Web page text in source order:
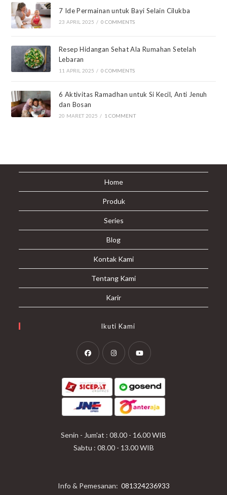
7 Ide Permainan untuk Bayi Selain Cilukba
23 APRIL 2025 / 0 COMMENTS
Resep Hidangan Sehat Ala Rumahan Setelah
Lebaran
11 APRIL 2025 / 0 COMMENTS
6 Aktivitas Ramadhan untuk Si Kecil, Anti Jenuh
dan Bosan
20 MARET 2025 / 1 COMMENT
Home
Produk
Series
Blog
Kontak Kami
Tentang Kami
Karir
Ikuti Kami
in
a
new
a
new
in
a
new
Senin - Jum'at : 08.00 - 16.00 WIB
Sabtu : 08.00 - 13.00 WIB
Info & Pemesanan: 081324236933